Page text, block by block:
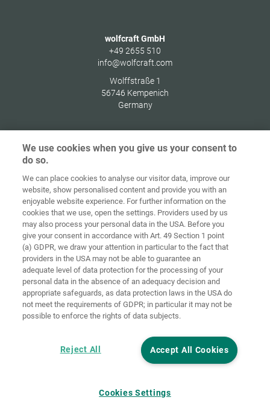
wolfcraft GmbH
+49 2655 510
info@wolfcraft.com
Wolffstraße 1
56746 Kempenich
Germany
сторінка Контакт Вихідні дані
Загальні
комерційні
умови
Правила по
файлах
«cookie» Вхід
Accessibility
Statement
Налаштування файлів "cookie"
We use cookies when you give us your consent to
do so.
We can place cookies to analyse our visitor data, improve our
website, show personalised content and provide you with an
enjoyable website experience. For further information on the
cookies that we use, open the settings. Providers used by us
may also process your personal data in the USA. Before you
give your consent in accordance with Art. 49 Section 1 point
(a) GDPR, we draw your attention in particular to the fact that
providers in the USA may not be able to guarantee an
adequate level of data protection for the processing of your
personal data in the absence of an adequacy decision and
appropriate safeguards, as data protection laws in the USA do
not meet the requirements of GDPR; in particular it may not be
possible to enforce the rights of data subjects.
Accept All Cookies
Reject All
Cookies Settings